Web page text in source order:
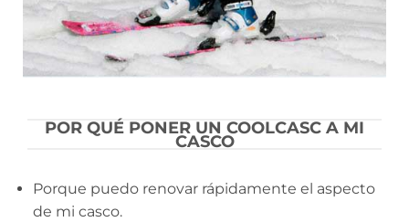
POR QUÉ PONER UN COOLCASC A MI
CASCO
Porque puedo renovar rápidamente el aspecto
de mi casco.